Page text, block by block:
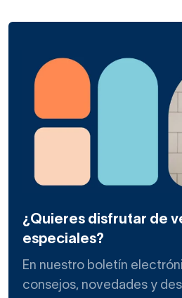
¿Quieres disfrutar de
especiales?
En nuestro boletín
consejos, novedades y